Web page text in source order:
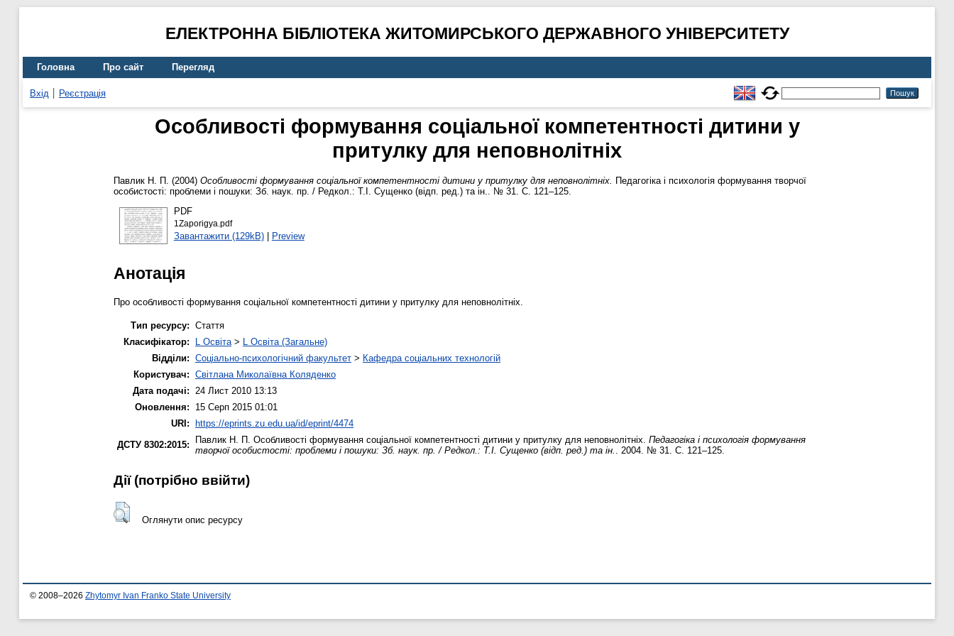
ЕЛЕКТРОННА БІБЛІОТЕКА ЖИТОМИРСЬКОГО ДЕРЖАВНОГО УНІВЕРСИТЕТУ
Головна Про сайт Перегляд
Вхід Реєстрація
Особливості формування соціальної компетентності дитини у
притулку для неповнолітніх
Павлик Н. П. (2004) Особливості формування соціальної компетентності дитини у притулку для неповнолітніх. Педагогіка і психологія формування творчої
особистості: проблеми і пошуки: Зб. наук. пр. / Редкол.: Т.І. Сущенко (відп. ред.) та ін.. № 31. С. 121–125.
PDF
1Zaporigya.pdf
Завантажити (129kB)| Preview
Анотація
Про особливості формування соціальної компетентності дитини у притулку для неповнолітніх.
Тип ресурсу: Стаття
Класифікатор:
L Освіта > L Освіта (Загальне)
Відділи: Соціально-психологічний факультет > Кафедра соціальних технологій
Користувач: Світлана Миколаївна Коляденко
Дата подачі:
24 Лист 2010 13:13
Оновлення:
15 Серп 2015 01:01
URI: https://eprints.zu.edu.ua/id/eprint/4474
ДСТУ 8302:2015:
Павлик Н. П. Особливості формування соціальної компетентності дитини у притулку для неповнолітніх. Педагогіка і психологія формування
творчої особистості: проблеми і пошуки: Зб. наук. пр. / Редкол.: Т.І. Сущенко (відп. ред.) та ін.
. 2004. № 31. С. 121–125.
Дії ​​(потрібно ввійти)
Оглянути опис ресурсу
© 2008–2026 Zhytomyr Ivan Franko State University